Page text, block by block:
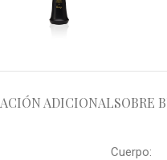
ADICIONALSOBRE
Cuerpo: